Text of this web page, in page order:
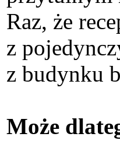
Raz, że
z
z budynku
Może